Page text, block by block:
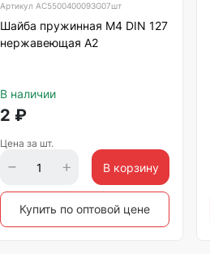
Артикул АС5500400093G07шт
Шайба пружинная М4 DIN 127
нержавеющая А2
В наличии
2 ₽
Цена за шт.
В корзину
Купить по оптовой цене